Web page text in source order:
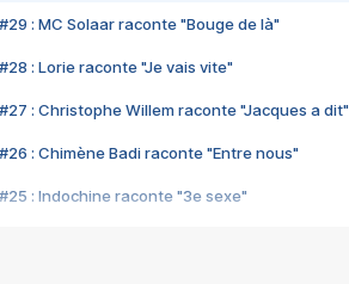
#29 : MC Solaar raconte "Bouge de là"
#28 : Lorie raconte "Je vais vite"
#27 : Christophe Willem raconte "Jacques a dit"
#26 : Chimène Badi raconte "Entre nous"
#25 : Indochine raconte "3e sexe"